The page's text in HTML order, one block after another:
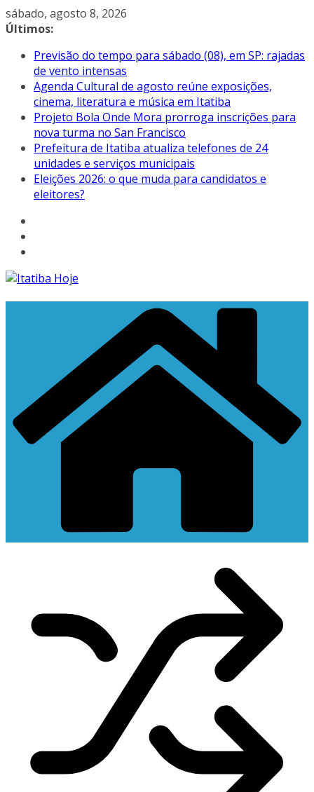
Pular
para
conteúdo
sábado, agosto 8, 2026
Últimos:
Previsão do tempo para sábado (08), em SP: rajadas
de vento intensas
Agenda Cultural de agosto reúne exposições,
cinema, literatura e música em Itatiba
Projeto Bola Onde Mora prorroga inscrições para
nova turma no San Francisco
Prefeitura de Itatiba atualiza telefones de 24
unidades e serviços municipais
Eleições 2026: o que muda para candidatos e
eleitores?